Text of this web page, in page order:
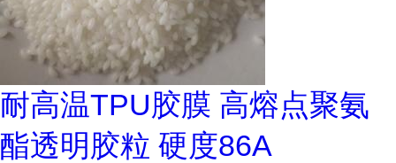
耐高温TPU胶膜 高熔点聚氨
酯透明胶粒 硬度86A